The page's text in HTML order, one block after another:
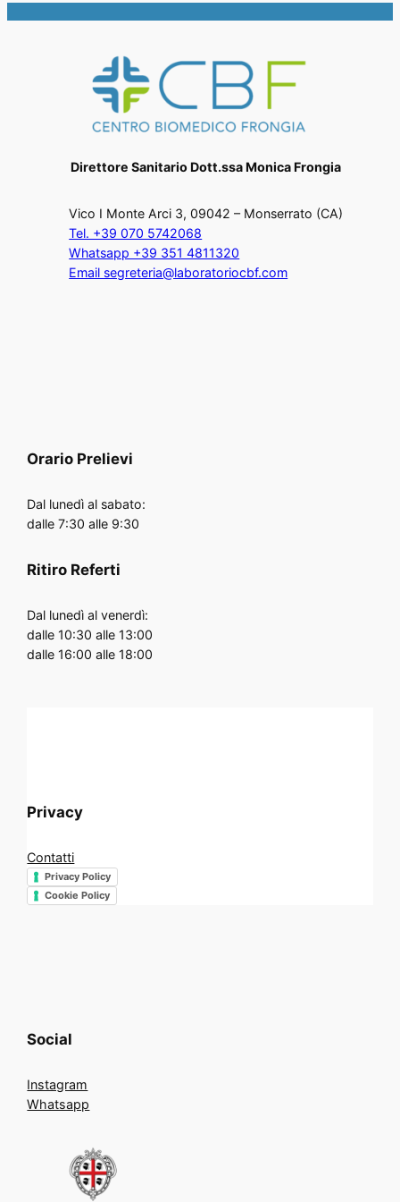
Direttore Sanitario Dott.ssa Monica Frongia
Vico I Monte Arci 3, 09042 – Monserrato (CA)
Tel. +39 070 5742068
Whatsapp +39 351 4811320
Email segreteria@laboratoriocbf.com
Orario Prelievi
Dal lunedì al sabato:
dalle 7:30 alle 9:30
Ritiro Referti
Dal lunedì al venerdì:
dalle 10:30 alle 13:00
dalle 16:00 alle 18:00
Privacy
Contatti
Privacy Policy
Cookie Policy
Social
Instagram
Whatsapp